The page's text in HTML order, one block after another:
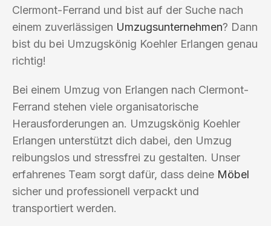
Clermont-Ferrand und bist auf der Suche nach
einem zuverlässigen Umzugsunternehmen? Dann
bist du bei Umzugskönig Koehler Erlangen genau
richtig!
Bei einem Umzug von Erlangen nach Clermont-
Ferrand stehen viele organisatorische
Herausforderungen an. Umzugskönig Koehler
Erlangen unterstützt dich dabei, den Umzug
reibungslos und stressfrei zu gestalten. Unser
erfahrenes Team sorgt dafür, dass deine Möbel
sicher und professionell verpackt und
transportiert werden.